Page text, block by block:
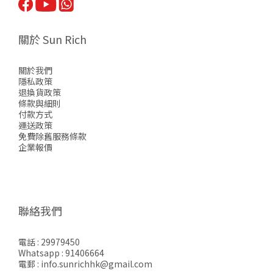
關於 Sun Rich
關於我們
隱私政策
退換貨政策
條款與細則
付款方式
運送政策
免費除舊服務條款
企業報價
聯絡我們
電話 : 29979450
Whatsapp : 91406664
電郵 : info.sunrichhk@gmail.com